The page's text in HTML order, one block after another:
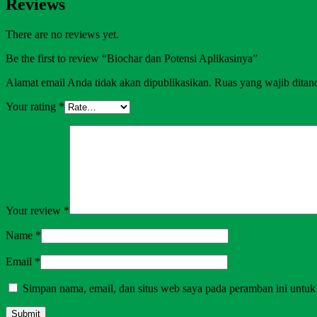
Reviews
There are no reviews yet.
Be the first to review “Biochar dan Potensi Aplikasinya”
Alamat email Anda tidak akan dipublikasikan. Ruas yang wajib
Your rating *
Your review *
Name *
Email *
Simpan nama, email, dan situs web saya pada peramban ini